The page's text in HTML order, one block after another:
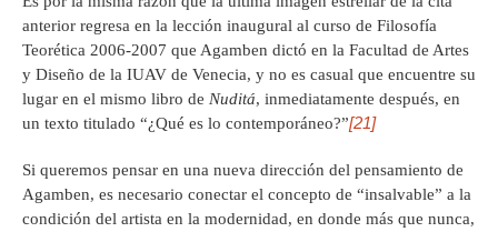
anterior regresa en la lección inaugural al curso de Filosofía
Teorética 2006-2007 que Agamben dictó en la Facultad de Artes
y Diseño de la IUAV de Venecia, y no es casual que encuentre su
lugar en el mismo libro de Nuditá, inmediatamente después, en
un texto titulado “¿Qué es lo contemporáneo?”[21]
Si queremos pensar en una nueva dirección del pensamiento de
Agamben, es necesario conectar el concepto de “insalvable” a la
condición del artista en la modernidad, en donde más que nunca,